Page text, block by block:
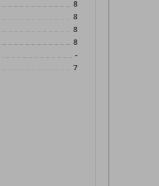
8
8
8
8
-
7